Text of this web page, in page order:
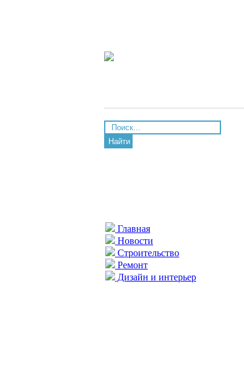
Найти
Главная
Новости
Строительство
Ремонт
Дизайн и интерьер